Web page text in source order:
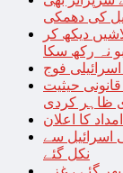
کی دھمکی
دیکھ کر
نہ رکھ سکا
فوج
حیثیت
ظاہر کردی
اسرائیل سے
نکل گئے